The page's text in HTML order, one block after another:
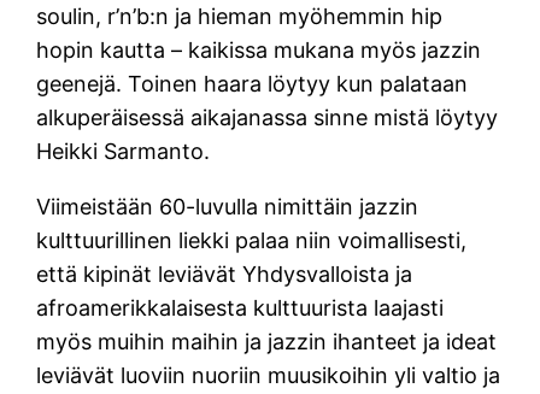
soulin, r’n’b:n ja hieman myöhemmin hip
hopin kautta – kaikissa mukana myös jazzin
geenejä. Toinen haara löytyy kun palataan
alkuperäisessä aikajanassa sinne mistä löytyy
Heikki Sarmanto.
Viimeistään 60-luvulla nimittäin jazzin
kulttuurillinen liekki palaa niin voimallisesti,
että kipinät leviävät Yhdysvalloista ja
afroamerikkalaisesta kulttuurista laajasti
myös muihin maihin ja jazzin ihanteet ja ideat
leviävät luoviin nuoriin muusikoihin yli valtio ja